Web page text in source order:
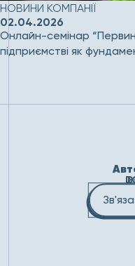
НОВИНИ КОМПАНІЇ
02.04.2026
Онлайн-семінар
підприємстві як